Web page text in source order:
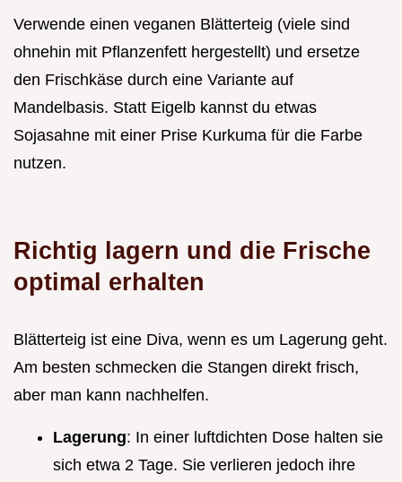
Verwende einen veganen Blätterteig (viele sind
ohnehin mit Pflanzenfett hergestellt) und ersetze
den Frischkäse durch eine Variante auf
Mandelbasis. Statt Eigelb kannst du etwas
Sojasahne mit einer Prise Kurkuma für die Farbe
nutzen.
Richtig lagern und die Frische
optimal erhalten
Blätterteig ist eine Diva, wenn es um Lagerung geht.
Am besten schmecken die Stangen direkt frisch,
aber man kann nachhelfen.
Lagerung: In einer luftdichten Dose halten sie
sich etwa 2 Tage. Sie verlieren jedoch ihre